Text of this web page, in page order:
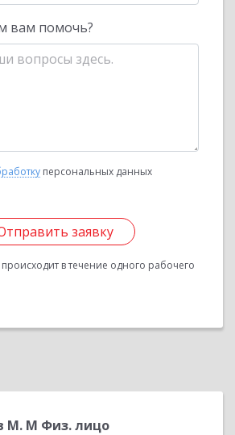
вам помочь?
персональных данных
заявку
в течение одного рабочего
М. М Физ. лицо